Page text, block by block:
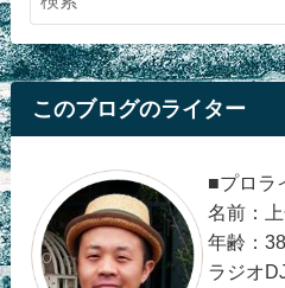
このブログのライター
■プロラ
名前：
年齢：
ラジオ